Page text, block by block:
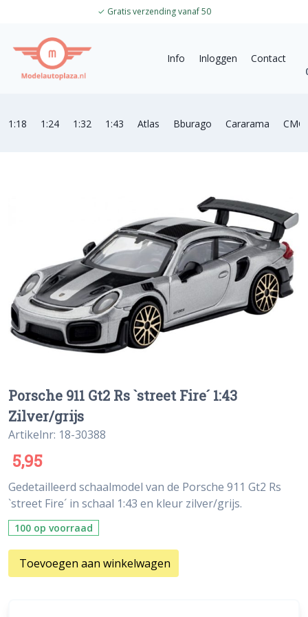
✓ Gratis verzending vanaf 50
Info Inloggen
Contact
1:18 1:24 1:32 1:43 Atlas Bburago Cararama CMC
Porsche 911 Gt2 Rs `street Fire´ 1:43
Zilver/grijs
Artikelnr: 18-30388
5,95
Gedetailleerd schaalmodel van de Porsche 911 Gt2 Rs
`street Fire´ in schaal 1:43 en kleur zilver/grijs.
100 op voorraad
Toevoegen aan winkelwagen